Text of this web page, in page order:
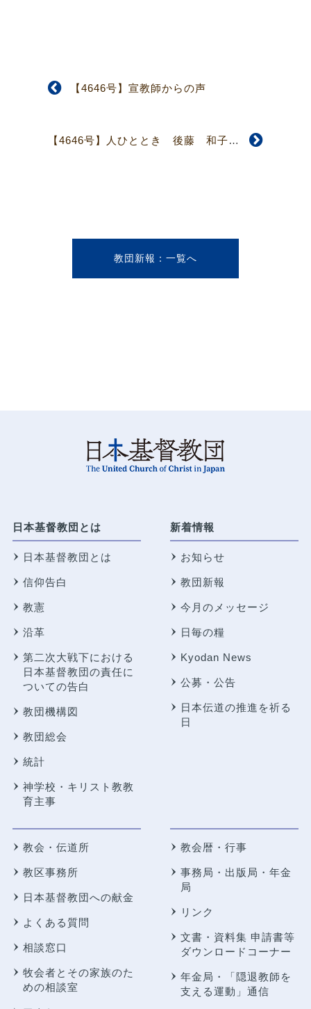
【4646号】宣教師からの声
【4646号】人ひととき 後藤 和子さん
教団新報
日本基督教団とは
日本基督教団とは
信仰告白
教憲
沿革
第二次大戦下における
日本基督教団の責任に
ついての告白
教団機構図
教団総会
統計
神学校・キリスト教教
育主事
新着情報
お知らせ
教団新報
今月のメッセージ
日毎の糧
Kyodan News
公募・公告
日本伝道の推進を祈る
日
教会・伝道所
教区事務所
日本基督教団への献金
よくある質問
相談窓口
牧会者とその家族のた
めの相談室
教会暦・行事
事務局・出版局・年金
局
リンク
文書・資料集 申請書等
ダウンロードコーナー
年金局・
「隠退教師を
支える運動」通信